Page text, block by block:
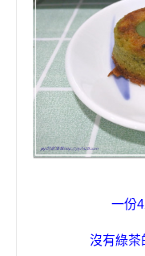
一份
沒有綠茶